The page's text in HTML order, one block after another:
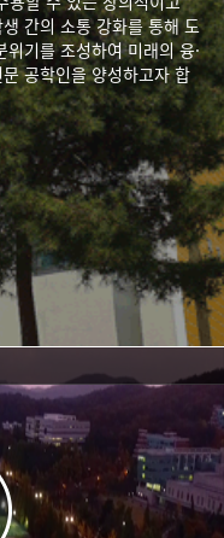
간의 소통 강화를 통해 도
기를 조성하여 미래의 융·
공학인을 양성하고자 합